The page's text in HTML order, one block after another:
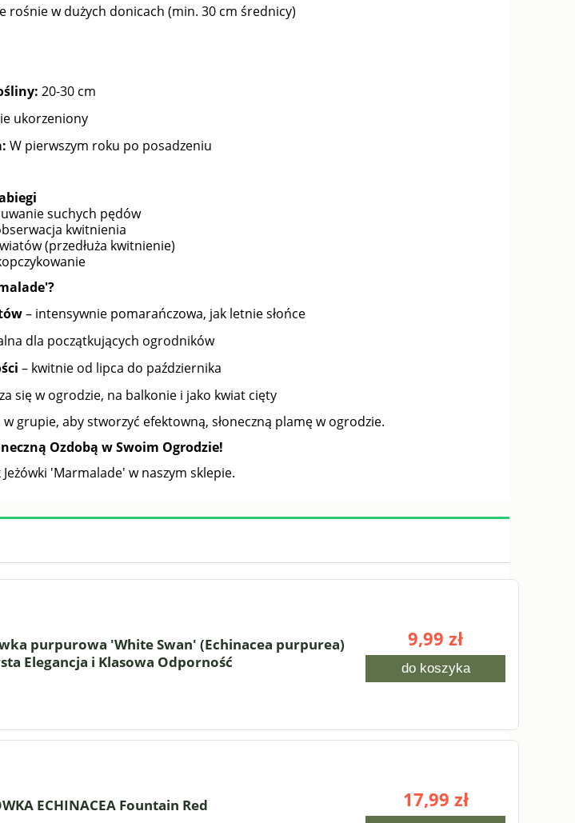
OSTRÓŻKA WIELOKWIATOWA
17,99 zł
HOSTA 'SHADOWLAND COAST TO
16,50 zł
rośnie w dużych donicach (min. 30 cm średnicy)
20-30 cm
ukorzeniony
W pierwszym roku po posadzeniu
suchych pędów
kwitnienia
(przedłuża kwitnienie)
– intensywnie pomarańczowa, jak letnie słońce
dla początkujących ogrodników
– kwitnie od lipca do października
się w ogrodzie, na balkonie i jako kwiat cięty
grupie, aby stworzyć efektowną, słoneczną plamę w ogrodzie.
Ozdobą w Swoim Ogrodzie!
'Marmalade' w naszym sklepie.
purpurowa 'White Swan' (Echinacea purpurea)
Elegancja i Klasowa Odporność
9,99 zł
do koszyka
ECHINACEA Fountain Red 17,99 zł